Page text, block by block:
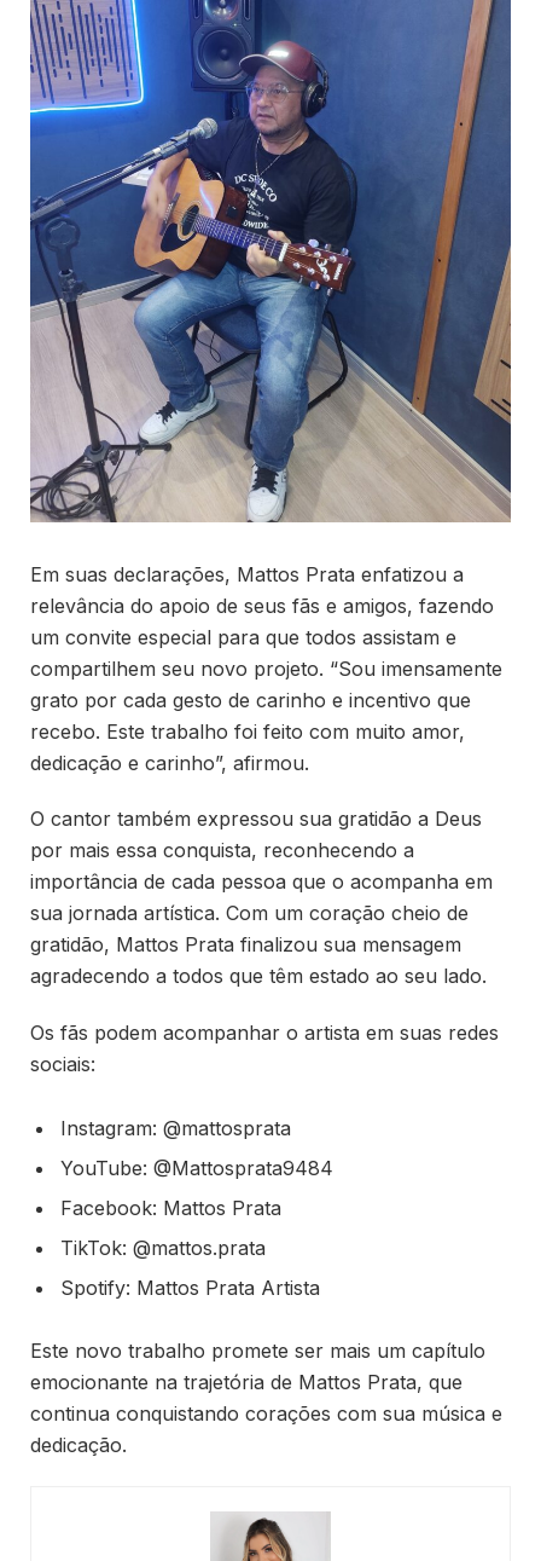
Em suas declarações, Mattos Prata enfatizou a
relevância do apoio de seus fãs e amigos, fazendo
um convite especial para que todos assistam e
compartilhem seu novo projeto. “Sou imensamente
grato por cada gesto de carinho e incentivo que
recebo. Este trabalho foi feito com muito amor,
dedicação e carinho”, afirmou.
O cantor também expressou sua gratidão a Deus
por mais essa conquista, reconhecendo a
importância de cada pessoa que o acompanha em
sua jornada artística. Com um coração cheio de
gratidão, Mattos Prata finalizou sua mensagem
agradecendo a todos que têm estado ao seu lado.
Os fãs podem acompanhar o artista em suas redes
sociais:
Instagram: @mattosprata
YouTube: @Mattosprata9484
Facebook: Mattos Prata
TikTok: @mattos.prata
Spotify: Mattos Prata Artista
Este novo trabalho promete ser mais um capítulo
emocionante na trajetória de Mattos Prata, que
continua conquistando corações com sua música e
dedicação.